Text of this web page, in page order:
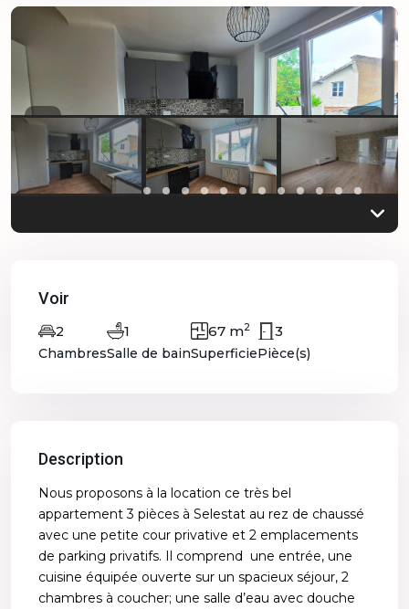
Previous
Voir
2
Chambres
1
Salle de bain
67 m2
Superficie
3
Pièce(s)
Description
Nous proposons à la location ce très bel
appartement 3 pièces à Selestat au rez de chaussé
avec une petite cour privative et 2 emplacements
de parking privatifs. Il comprend une entrée, une
cuisine équipée ouverte sur un spacieux séjour, 2
chambres à coucher; une salle d’eau avec douche